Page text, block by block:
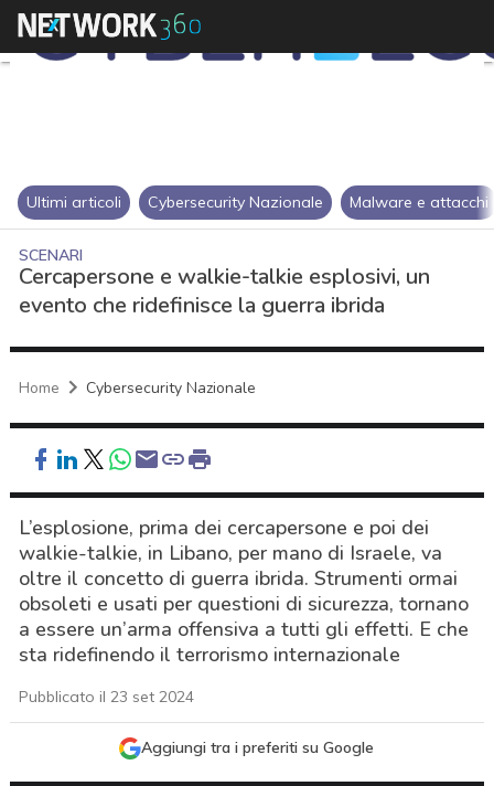
Ultimi articoli Cybersecurity Nazionale Malware e attacchi
SCENARI
Cercapersone e walkie-talkie esplosivi, un
evento che ridefinisce la guerra ibrida
Home Cybersecurity Nazionale
L’esplosione, prima dei cercapersone e poi dei
walkie-talkie, in Libano, per mano di Israele, va
oltre il concetto di guerra ibrida. Strumenti ormai
obsoleti e usati per questioni di sicurezza, tornano
a essere un’arma offensiva a tutti gli effetti. E che
sta ridefinendo il terrorismo internazionale
Pubblicato il 23 set 2024
Aggiungi tra i preferiti su Google